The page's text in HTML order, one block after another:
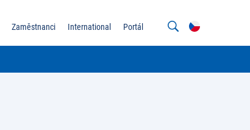
Zaměstnanci International Portál